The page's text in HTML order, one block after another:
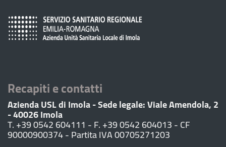
Recapiti e contatti
Azienda USL di Imola - Sede legale: Viale Amendola, 2
- 40026 Imola
T. +39 0542 604111 - F. +39 0542 604013 - CF
90000900374 - Partita IVA 00705271203